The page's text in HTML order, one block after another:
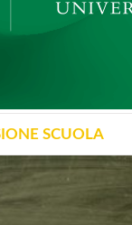
SCUOLA